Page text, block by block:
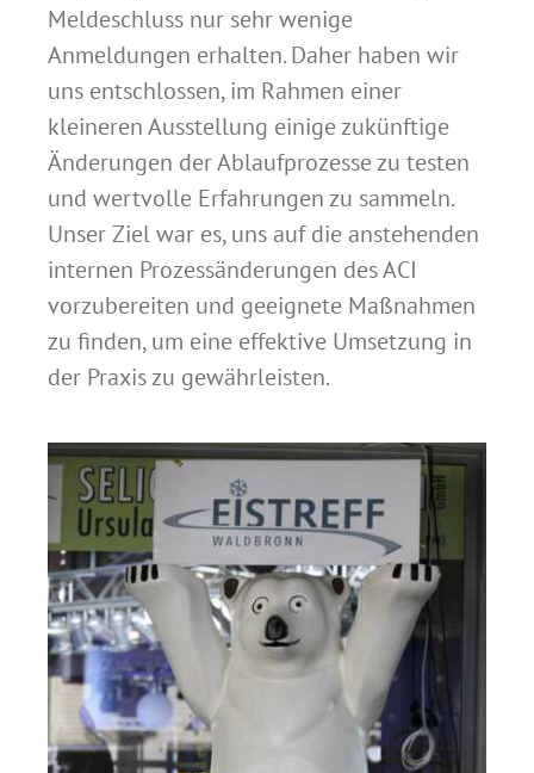
Meldeschluss nur sehr wenige
Anmeldungen erhalten. Daher haben wir
uns entschlossen, im Rahmen einer
kleineren Ausstellung einige zukünftige
Änderungen der Ablaufprozesse zu testen
und wertvolle Erfahrungen zu sammeln.
Unser Ziel war es, uns auf die anstehenden
internen Prozessänderungen des ACI
vorzubereiten und geeignete Maßnahmen
zu finden, um eine effektive Umsetzung in
der Praxis zu gewährleisten.